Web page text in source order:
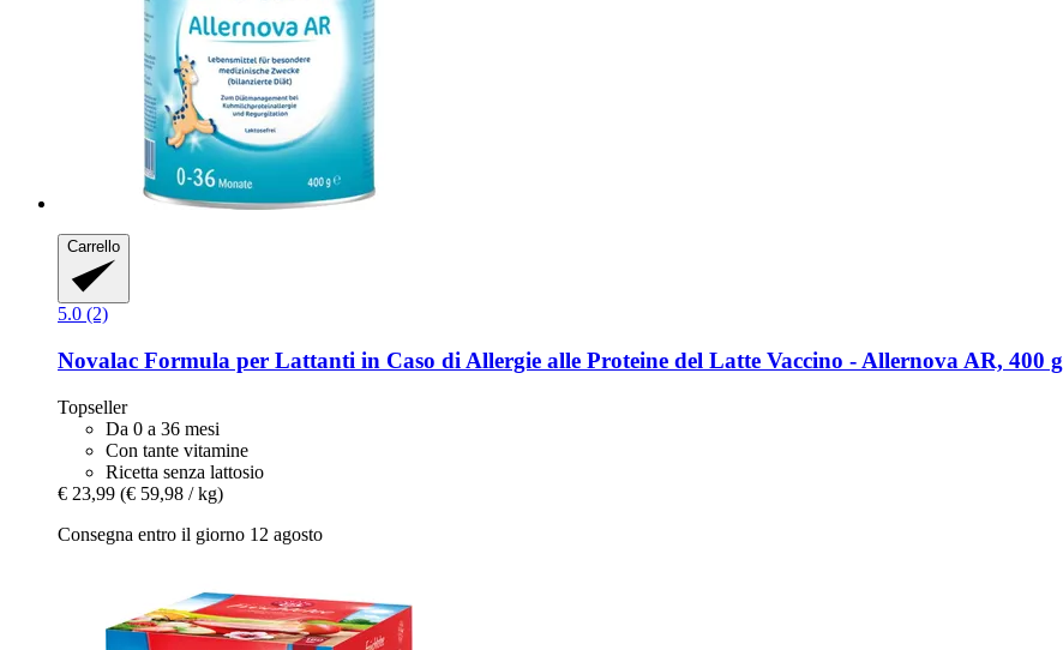
Carrello
5.0 (2)
Novalac Formula per Lattanti in Caso di Allergie alle Proteine del Latte Vaccino -​ Allernova AR, 400 g
Topseller
Da 0 a 36 mesi
Con tante vitamine
Ricetta senza lattosio
€ 23,99 (€ 59,98 / kg)
Consegna entro il giorno 12 agosto